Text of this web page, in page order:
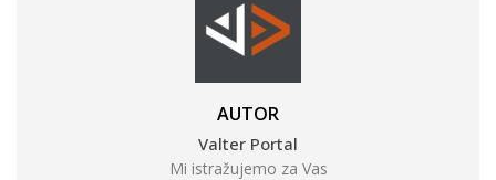
AUTOR
Valter Portal
Mi istražujemo za Vas